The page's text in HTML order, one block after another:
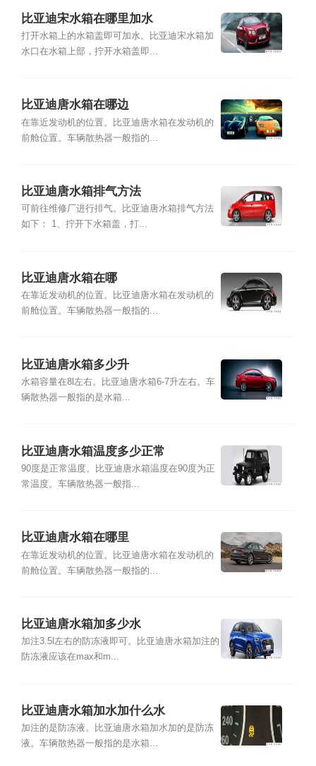
比亚迪宋水箱在哪里加水
打开水箱上的水箱盖即可加水。比亚迪宋水箱加
水口在水箱上部，拧开水箱盖即...
比亚迪唐水箱在哪边
在靠近发动机的位置。比亚迪唐水箱在发动机的
前舱位置。车辆散热器一般指的...
比亚迪唐水箱排气方法
可前往维修厂进行排气。比亚迪唐水箱排气方法
如下： 1、拧开下水箱盖，打...
比亚迪唐水箱在哪
在靠近发动机的位置。比亚迪唐水箱在发动机的
前舱位置。车辆散热器一般指的...
比亚迪唐水箱多少升
水箱容量在8l左右。比亚迪唐水箱6-7升左右。车
辆散热器一般指的是水箱...
比亚迪唐水箱温度多少正常
90度是正常温度。比亚迪唐水箱温度在90度为正
常温度。车辆散热器一般指...
比亚迪唐水箱在哪里
在靠近发动机的位置。比亚迪唐水箱在发动机的
前舱位置。车辆散热器一般指的...
比亚迪唐水箱加多少水
加注3.5l左右的防冻液即可。比亚迪唐水箱加注的
防冻液应该在max和m...
比亚迪唐水箱加水加什么水
加注的是防冻液。比亚迪唐水箱加水加的是防冻
液。车辆散热器一般指的是水箱...